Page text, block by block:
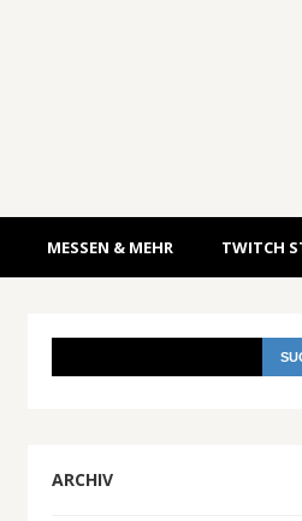
MESSEN & MEHR TWITCH
ARCHIV